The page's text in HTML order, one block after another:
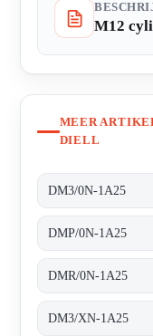
M12
MEER
DIELL
DM3/0N-1A25
DMP/0N-1A25
DMR/0N-1A25
DM3/XN-1A25